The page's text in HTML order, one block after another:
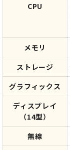
CPU
メモリ
ストレージ
グラフィックス
ディスプレイ
（14型）
無線